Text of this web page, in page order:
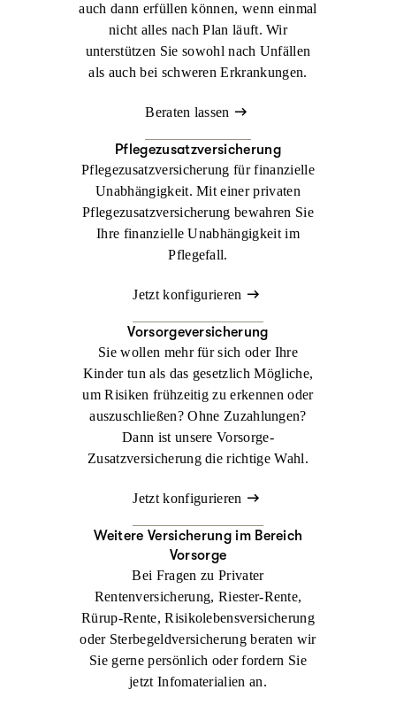
auch dann erfüllen können, wenn einmal
nicht alles nach Plan läuft. Wir
unterstützen Sie sowohl nach Unfällen
als auch bei schweren Erkrankungen.
Beraten lassen
Pflegezusatzversicherung
Pflegezusatzversicherung für finanzielle
Unabhängigkeit. Mit einer privaten
Pflegezusatzversicherung bewahren Sie
Ihre finanzielle Unabhängigkeit im
Pflegefall.
Jetzt konfigurieren
Vorsorgeversicherung
Sie wollen mehr für sich oder Ihre
Kinder tun als das gesetzlich Mögliche,
um Risiken frühzeitig zu erkennen oder
auszuschließen? Ohne Zuzahlungen?
Dann ist unsere Vorsorge-
Zusatzversicherung die richtige Wahl.
Jetzt konfigurieren
Weitere Versicherung im Bereich
Vorsorge
Bei Fragen zu Privater
Rentenversicherung, Riester-Rente,
Rürup-Rente, Risikolebensversicherung
oder Sterbegeldversicherung beraten wir
Sie gerne persönlich oder fordern Sie
jetzt Infomaterialien an.